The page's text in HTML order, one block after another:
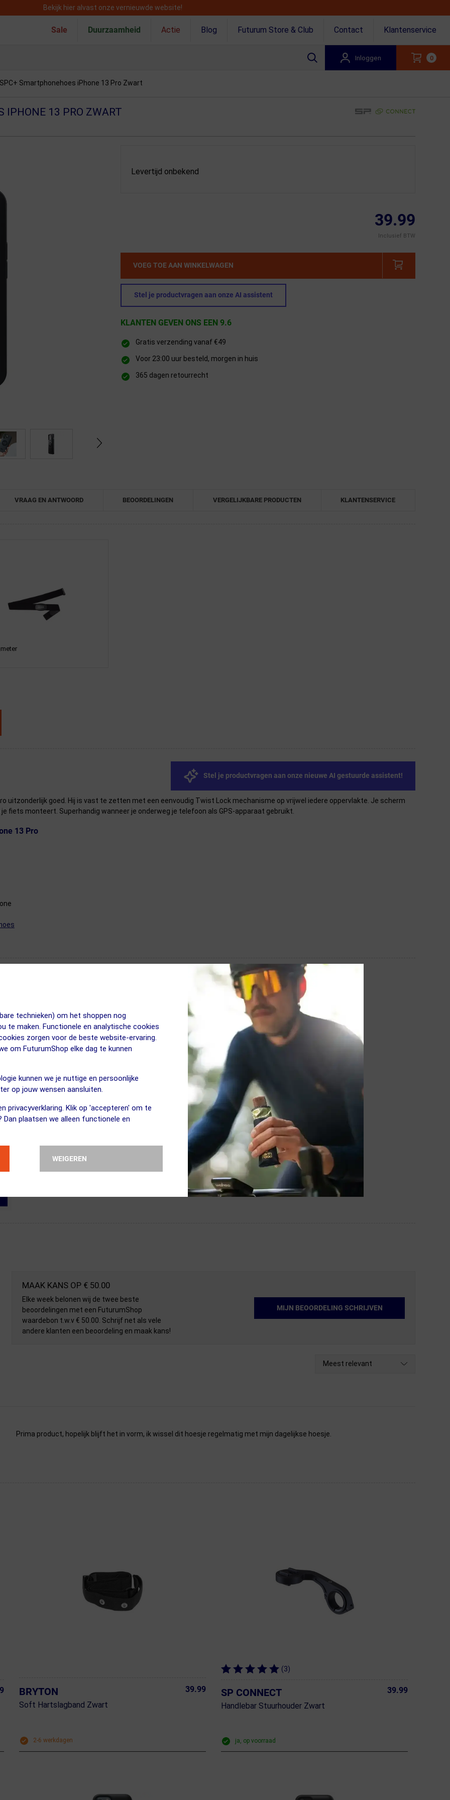
technieken) om het shoppen nog
te maken. Functionele en analytische cookies
zorgen voor de beste website-ervaring.
om FuturumShop elke dag te kunnen
kunnen we je nuttige en persoonlijke
op jouw wensen aansluiten.
privacyverklaring. Klik op 'accepteren' om te
Dan plaatsen we alleen functionele en
WEIGEREN
Bekijk hier alvast onze vernieuwde website!
Sale Duurzaamheid Actie Blog Futurum Store & Club Contact Klantenservice
Inloggen 0
Smartphonehoes iPhone 13 Pro Zwart
IPHONE 13 PRO ZWART
Levertijd onbekend
39.99
Inclusief BTW
VOEG TOE AAN WINKELWAGEN
Stel je productvragen aan onze AI assistent
KLANTEN GEVEN ONS EEN 9.6
Gratis verzending vanaf €49
Voor 23:00 uur besteld, morgen in huis
365 dagen retourrecht
VRAAG EN ANTWOORD BEOORDELINGEN VERGELIJKBARE PRODUCTEN KLANTENSERVICE
Stel je productvragen aan onze nieuwe AI gestuurde assistent!
uitzonderlijk goed. Hij is vast te zetten met een eenvoudig Twist Lock mechanisme op vrijwel iedere oppervlakte. Je scherm
fiets monteert. Superhandig wanneer je onderweg je telefoon als GPS-apparaat gebruikt.
13 Pro
MAAK KANS OP € 50.00
Elke week belonen wij de twee beste
beoordelingen met een FuturumShop
waardebon t.w.v € 50.00. Schrijf net als vele
andere klanten een beoordeling en maak kans!
MIJN BEOORDELING SCHRIJVEN
Meest relevant
Prima product, hopelijk blijft het in vorm, ik wissel dit hoesje regelmatig met mijn dagelijkse hoesje.
BRYTON
Soft Hartslagband Zwart
39.99
2-6 werkdagen
(3)
SP CONNECT
Handlebar Stuurhouder Zwart
39.99
ja, op voorraad